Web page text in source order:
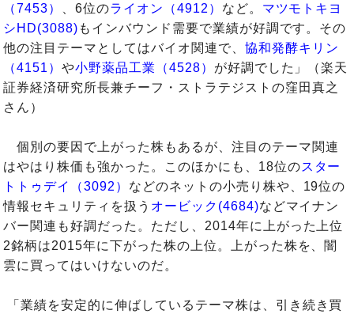
（7453）
、6位のライオン（4912） など。 マツモトキヨ
シHD(3088) もインバウンド需要で業績が好調です。その
他の注目テーマとしてはバイオ関連で、 協和発酵キリン
（4151）や小野薬品工業（4528） が好調でした」（楽天
証券経済研究所長兼チーフ・ストラテジストの窪田真之
さん）
個別の要因で上がった株もあるが、注目のテーマ関連
はやはり株価も強かった。このほかにも、18位のスター
トトゥデイ（3092） などのネットの小売り株や、19位の
情報セキュリティを扱う オービック(4684)などマイナン
バー関連も好調だった。ただし、2014年に上がった上位
2銘柄は2015年に下がった株の上位。上がった株を、闇
雲に買ってはいけないのだ。
「業績を安定的に伸ばしているテーマ株は、引き続き買